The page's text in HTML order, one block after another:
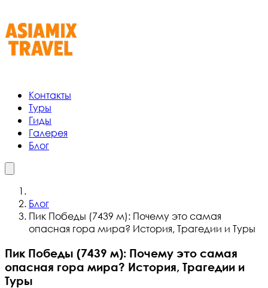
Контакты
Туры
Гиды
Галерея
Блог
Блог
Пик Победы (7439 м): Почему это самая
опасная гора мира? История, Трагедии и Туры
Пик Победы (7439 м): Почему это самая
опасная гора мира? История, Трагедии и
Туры